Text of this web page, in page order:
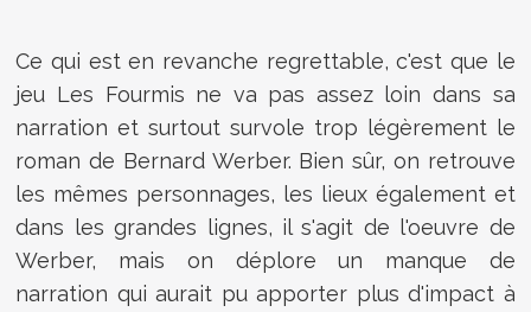
Ce qui est en revanche regrettable, c'est que le
jeu Les Fourmis ne va pas assez loin dans sa
narration et surtout survole trop légèrement le
roman de Bernard Werber. Bien sûr, on retrouve
les mêmes personnages, les lieux également et
dans les grandes lignes, il s'agit de l'oeuvre de
Werber, mais on déplore un manque de
narration qui aurait pu apporter plus d'impact à